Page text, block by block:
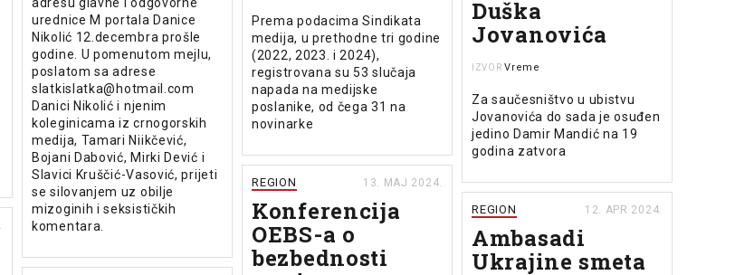
adresu glavne i odgovorne
urednice M portala Danice
Nikolić 12.decembra prošle
godine. U pomenutom mejlu,
poslatom sa adrese
slatkislatka@hotmail.com
Danici Nikolić i njenim
koleginicama iz crnogorskih
medija, Tamari Niikčević,
Bojani Dabović, Mirki Dević i
Slavici Kruščić-Vasović, prijeti
se silovanjem uz obilje
mizoginih i seksističkih
komentara.
Prema podacima Sindikata
medija, u prethodne tri godine
(2022, 2023. i 2024),
registrovana su 53 slučaja
napada na medijske
poslanike, od čega 31 na
novinarke
Duška
Jovanovića
IZVOR Vreme
Za saučesništvo u ubistvu
Jovanovića do sada je osuđen
jedino Damir Mandić na 19
godina zatvora
REGION 13. MAJ 2024.
Konferencija
OEBS-a o
bezbednosti
REGION 12. APR 2024.
Ambasadi
Ukrajine smeta